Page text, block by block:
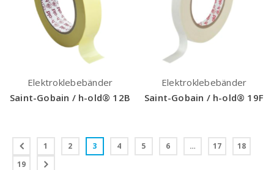
Elektroklebebänder
Saint-Gobain / h-old® 12B
Elektroklebebänder
Saint-Gobain / h-old® 19F
1 2 3 4 5 6 … 17
18
19